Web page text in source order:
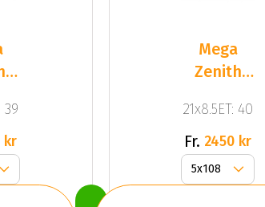
39
kr
Mega
Zenith
Silver
21x8.5ET: 40
Fr. 2450 kr